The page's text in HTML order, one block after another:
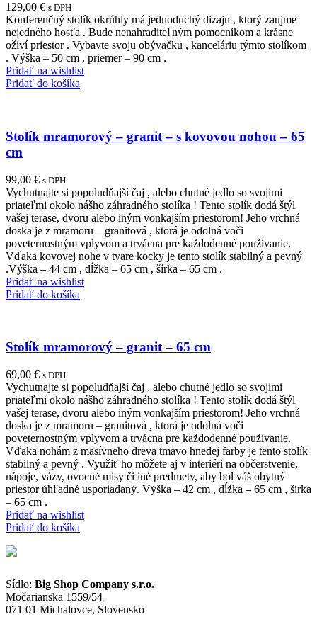
129,00 € s DPH
Konferenčný stolík okrúhly má jednoduchý dizajn , ktorý zaujme
nejedného hosťa . Bude nenahraditeľným pomocníkom a krásne
oživí priestor . Vybavte svoju obývačku , kanceláriu týmto stolíkom
. Výška – 50 cm , priemer – 90 cm .
Pridať na wishlist
Pridať do košíka
Stolík mramorový – granit – s kovovou nohou – 65
cm
99,00 € s DPH
Vychutnajte si popoludňajší čaj , alebo chutné jedlo so svojimi
priateľmi okolo nášho záhradného stolíka ! Tento stolík dodá štýl
vašej terase, dvoru alebo iným vonkajším priestorom! Jeho vrchná
doska je z mramoru – granitová , ktorá je odolná voči
poveternostným vplyvom a trvácna pre každodenné používanie.
Vďaka kovovej nohe v tvare kocky je tento stolík stabilný a pevný
.Výška – 44 cm , dĺžka – 65 cm , šírka – 65 cm .
Pridať na wishlist
Pridať do košíka
Stolík mramorový – granit – 65 cm
69,00 € s DPH
Vychutnajte si popoludňajší čaj , alebo chutné jedlo so svojimi
priateľmi okolo nášho záhradného stolíka ! Tento stolík dodá štýl
vašej terase, dvoru alebo iným vonkajším priestorom! Jeho vrchná
doska je z mramoru – granitová , ktorá je odolná voči
poveternostným vplyvom a trvácna pre každodenné používanie.
Vďaka nohám z masívneho dreva tmavo hnedej farby je tento stolík
stabilný a pevný . Využiť ho môžete aj v interiéri na občerstvenie,
nápoje, vázy, ovocné misy či iné predmety, aby bol váš obytný
priestor úhľadné usporiadaný. Výška – 42 cm , dĺžka – 65 cm , šírka
– 65 cm .
Pridať na wishlist
Pridať do košíka
Sídlo: Big Shop Company s.r.o.
Močarianska 1559/54
071 01 Michalovce, Slovensko